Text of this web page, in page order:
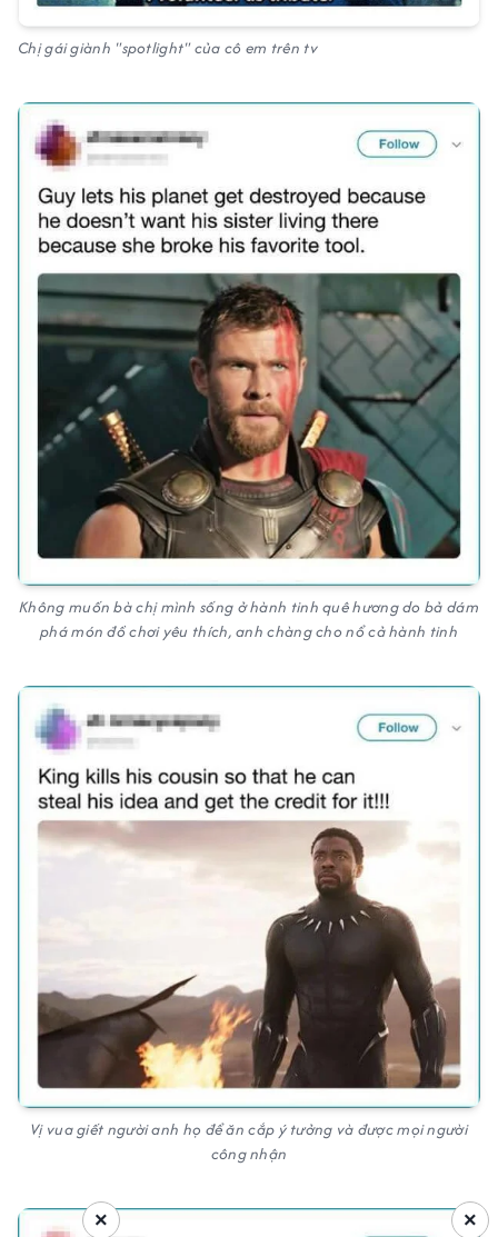
Chị gái giành "spotlight" của cô em trên tv
Không muốn bà chị mình sống ở hành tinh quê hương do bả dám
phá món đồ chơi yêu thích, anh chàng cho nổ cả hành tinh
Vị vua giết người anh họ để ăn cắp ý tưởng và được mọi người
công nhận
×
×